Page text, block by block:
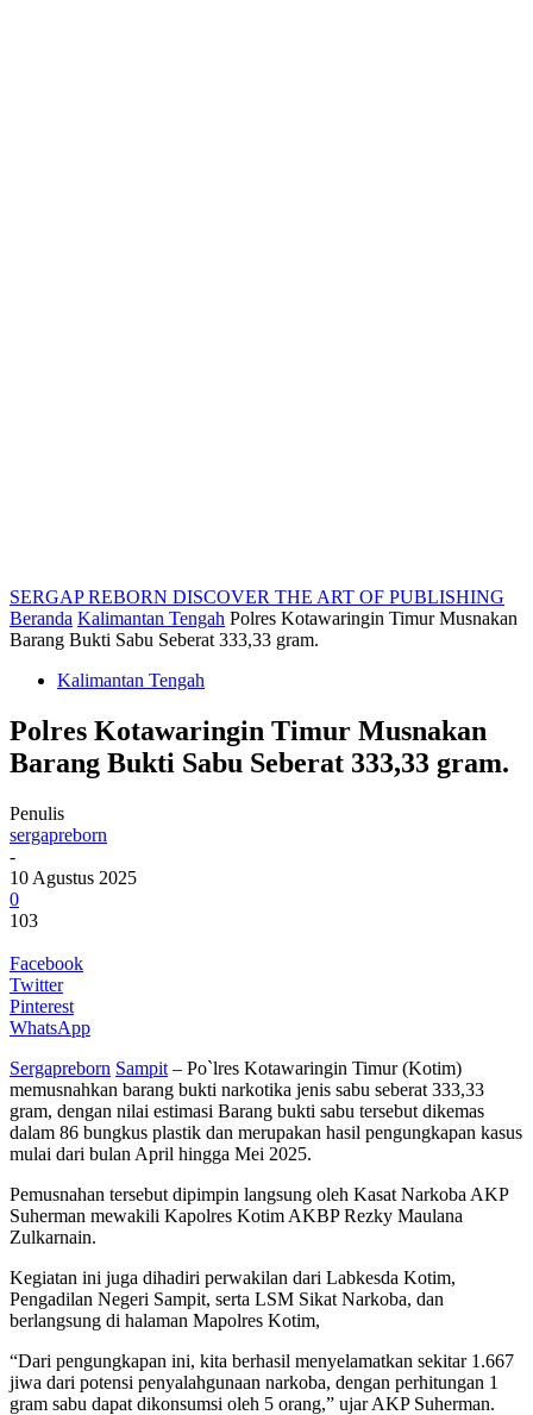
SERGAP REBORN DISCOVER THE ART OF PUBLISHING
Beranda Kalimantan Tengah Polres Kotawaringin Timur Musnakan
Barang Bukti Sabu Seberat 333,33 gram.
Kalimantan Tengah
Polres Kotawaringin Timur Musnakan
Barang Bukti Sabu Seberat 333,33 gram.
Penulis
sergapreborn
-
10 Agustus 2025
0
103
Facebook
Twitter
Pinterest
WhatsApp
Sergapreborn Sampit – Po`lres Kotawaringin Timur (Kotim)
memusnahkan barang bukti narkotika jenis sabu seberat 333,33
gram, dengan nilai estimasi Barang bukti sabu tersebut dikemas
dalam 86 bungkus plastik dan merupakan hasil pengungkapan kasus
mulai dari bulan April hingga Mei 2025.
Pemusnahan tersebut dipimpin langsung oleh Kasat Narkoba AKP
Suherman mewakili Kapolres Kotim AKBP Rezky Maulana
Zulkarnain.
Kegiatan ini juga dihadiri perwakilan dari Labkesda Kotim,
Pengadilan Negeri Sampit, serta LSM Sikat Narkoba, dan
berlangsung di halaman Mapolres Kotim,
“Dari pengungkapan ini, kita berhasil menyelamatkan sekitar 1.667
jiwa dari potensi penyalahgunaan narkoba, dengan perhitungan 1
gram sabu dapat dikonsumsi oleh 5 orang,” ujar AKP Suherman.